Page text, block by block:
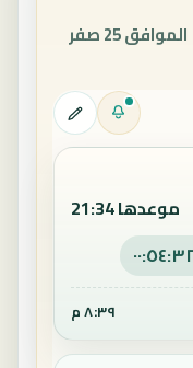
تاريخ اليوم: السبت، ٨ أغسطس ٢٠٢٦ الموافق 25 صفر
موعدها 21:34
٨:٣٩ م